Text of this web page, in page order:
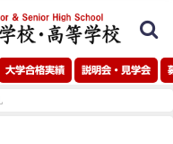
大学合格実績 説明会・見学会